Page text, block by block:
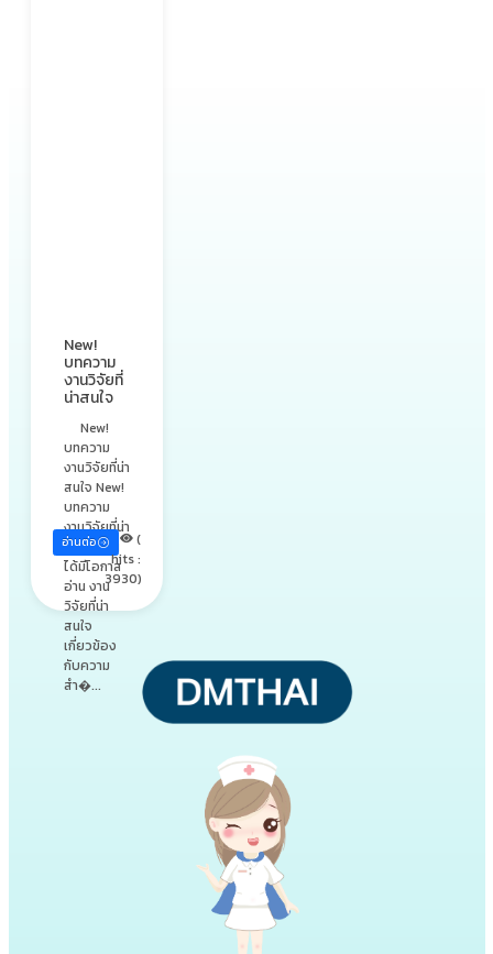
New!
บทความ
งานวิจัยที่
น่าสนใจ
New!
บทความ
งานวิจัยที่น่า
สนใจ New!
บทความ
งานวิจัยที่น่า
สนใจ ดิฉัน
ได้มีโอกาส
อ่าน งาน
วิจัยที่น่า
สนใจ
เกี่ยวข้อง
กับความ
สำ�...
อ่านต่อ
(
hits :
3930)